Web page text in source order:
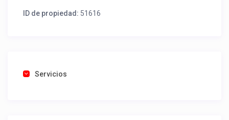
ID de propiedad: 51616
Servicios